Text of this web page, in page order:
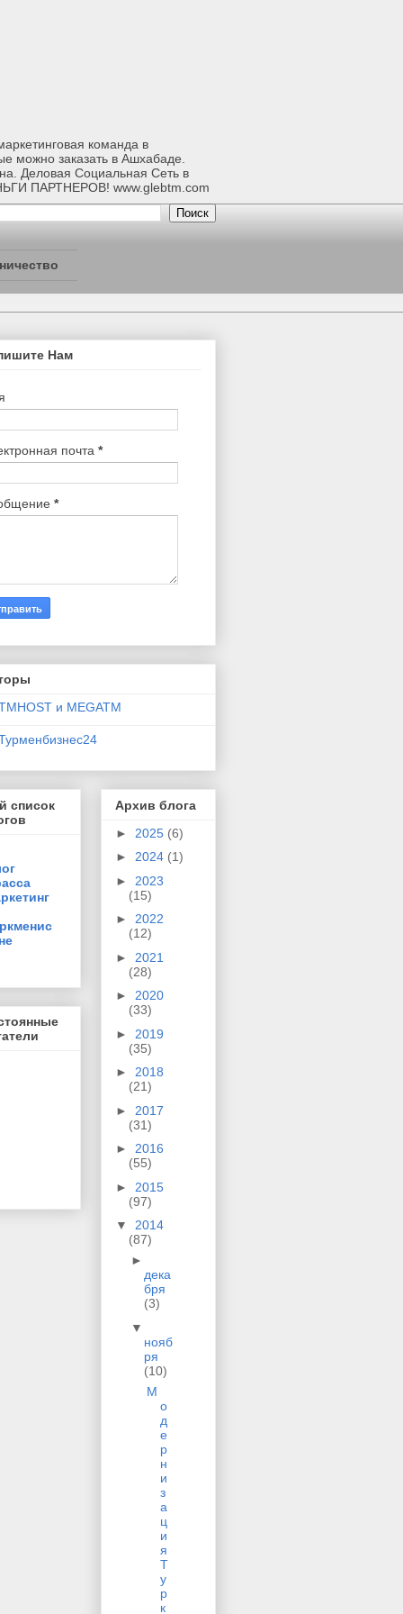
команда в
можно заказать в Ашхабаде.
Деловая Социальная Сеть в
ПАРТНЕРОВ! www.glebtm.com
Нам
почта *
*
и MEGATM
список
Архив блога
► 2025 (6)
► 2024 (1)
► 2023
(15)
► 2022
(12)
► 2021
(28)
► 2020
(33)
► 2019
(35)
► 2018
(21)
► 2017
(31)
► 2016
(55)
► 2015
(97)
▼ 2014
(87)
►
дека
бря
(3)
▼
нояб
ря
(10)
М
о
д
е
р
н
и
з
а
ц
и
я
Т
у
р
к